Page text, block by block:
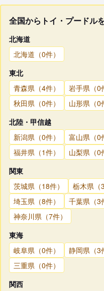
全国からトイ・プードル
北海道
北海道（0件）
東北
青森県（4件）
岩手県（0
秋田県（0件）
山形県（0
北陸・甲信越
新潟県（0件）
富山県（0
福井県（1件）
山梨県（0
関東
茨城県（18件）
栃木県（3
埼玉県（8件）
千葉県（3
神奈川県（7件）
東海
岐阜県（0件）
静岡県（3
三重県（0件）
関西